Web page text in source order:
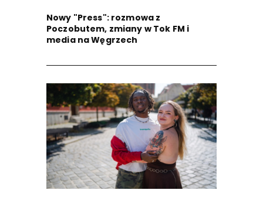
Nowy "Press": rozmowa z
Poczobutem, zmiany w Tok FM i
media na Węgrzech